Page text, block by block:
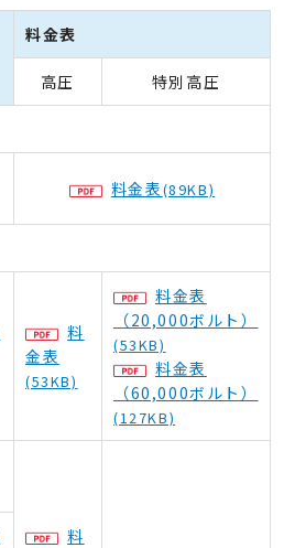
料金表
高圧 特別高圧
料金表(89KB)
料
金表
(53KB)
料金表
（20,000ボルト）
(53KB)
料金表
（60,000ボルト）
(127KB)
料